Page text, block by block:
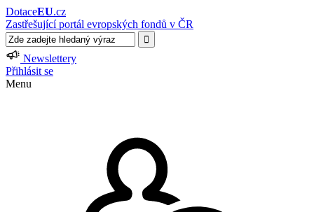
DotaceEU.cz
Zastřešující portál evropských fondů v ČR
Newslettery
Přihlásit se
Menu